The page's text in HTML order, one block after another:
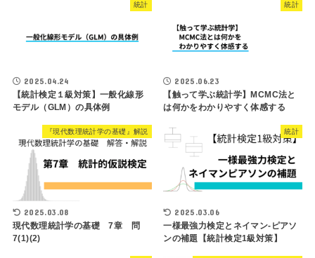
統計
2025.04.24
【統計検定１級対策】一般化線形
モデル（GLM）の具体例
統計
2025.06.23
【触って学ぶ統計学】MCMC法と
は何かをわかりやすく体感する
『現代数理統計学の基礎』解説
2025.03.08
現代数理統計学の基礎 7章 問
7(1)(2)
統計
2025.03.06
一様最強力検定とネイマン-ピアソ
ンの補題【統計検定1級対策】